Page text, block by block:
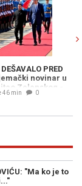
PRED
novinar u
Zelenskog -
što više Rusa?"
46 min 0
"Ma ko je to